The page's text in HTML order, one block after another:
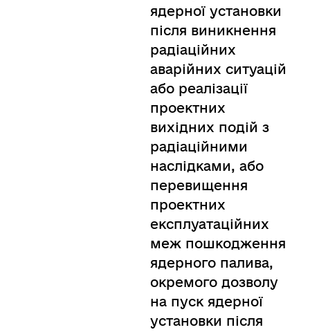
ядерної установки
після виникнення
радіаційних
аварійних ситуацій
або реалізації
проектних
вихідних подій з
радіаційними
наслідками, або
перевищення
проектних
експлуатаційних
меж пошкодження
ядерного палива,
окремого дозволу
на пуск ядерної
установки після